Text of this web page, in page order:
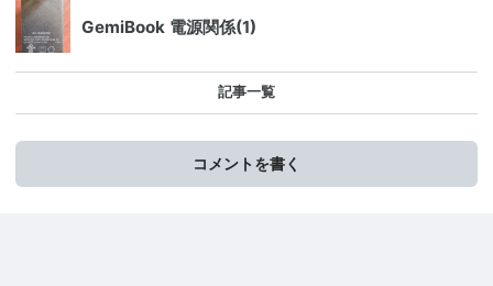
GemiBook 電源関係(1)
記事一覧
コメントを書く